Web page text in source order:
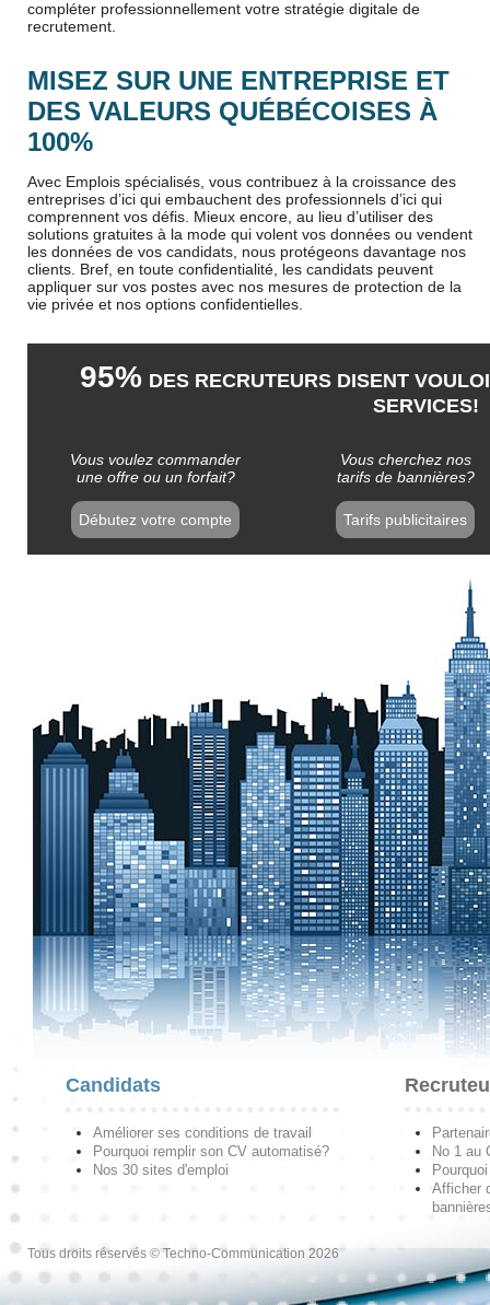
compléter professionnellement votre stratégie digitale de
recrutement.
MISEZ SUR UNE ENTREPRISE ET
DES VALEURS QUÉBÉCOISES À
100%
Avec Emplois spécialisés, vous contribuez à la croissance des
entreprises d’ici qui embauchent des professionnels d’ici qui
comprennent vos défis. Mieux encore, au lieu d’utiliser des
solutions gratuites à la mode qui volent vos données ou vendent
les données de vos candidats, nous protégeons davantage nos
clients. Bref, en toute confidentialité, les candidats peuvent
appliquer sur vos postes avec nos mesures de protection de la
vie privée et nos options confidentielles.
95% DES RECRUTEURS DISENT
SERVICES!
Vous voulez commander
une offre ou un forfait?
Vous cherchez nos
tarifs de bannières?
Candidats
Améliorer ses conditions de travail
Pourquoi remplir son CV automatisé?
Nos 30 sites d'emploi
No 1 au
Afficher
Tous droits réservés © Techno-Communication 2026